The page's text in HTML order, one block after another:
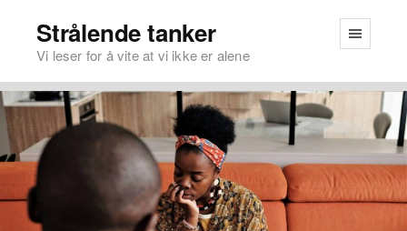
Strålende tanker
Vi leser for å vite at vi ikke er alene